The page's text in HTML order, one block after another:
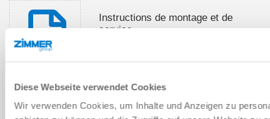
Diese Webseite verwendet Cookies
Wir verwenden Cookies, um Inhalte und Anzeigen zu
Instructions de montage et de
service